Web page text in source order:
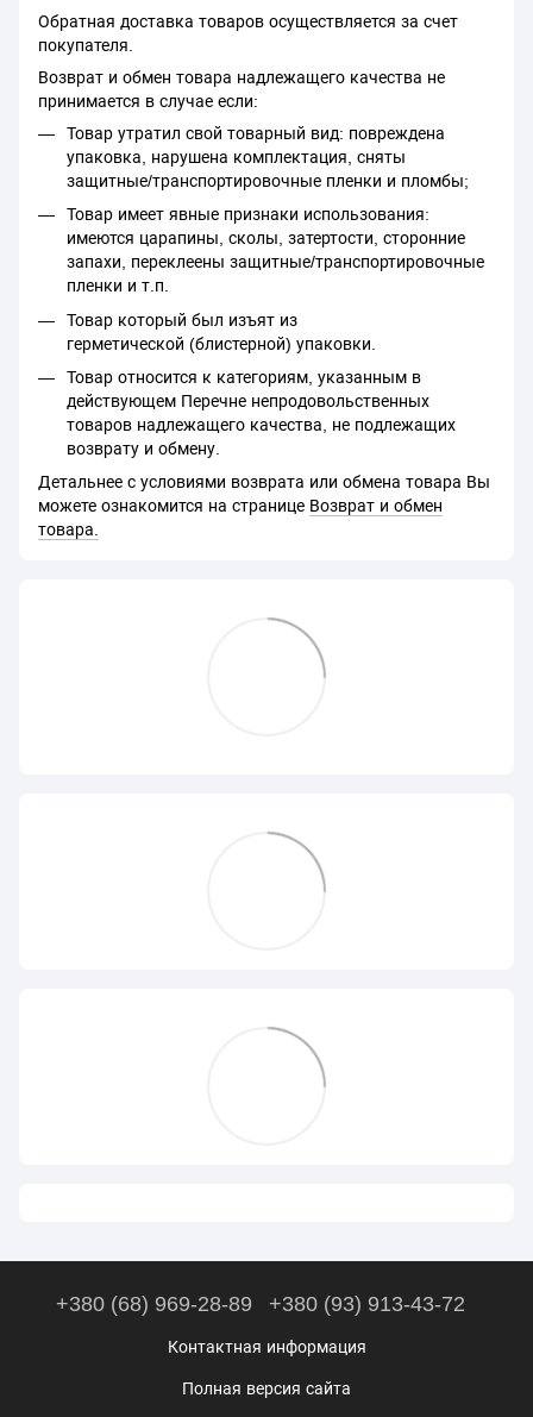
Обратная доставка товаров осуществляется за счет
покупателя.
Возврат и обмен товара надлежащего качества не
принимается в случае если:
Товар утратил свой товарный вид: повреждена
упаковка, нарушена комплектация, сняты
защитные/транспортировочные пленки и пломбы;
Товар имеет явные признаки использования:
имеются царапины, сколы, затертости, сторонние
запахи, переклеены защитные/транспортировочные
пленки и т.п.
Товар который был изъят из
герметической (блистерной) упаковки.
Товар относится к категориям, указанным в
действующем Перечне непродовольственных
товаров надлежащего качества, не подлежащих
возврату и обмену.
Детальнее с условиями возврата или обмена товара Вы
можете ознакомится на странице Возврат и обмен
товара.
+380 (68) 969-28-89 +380 (93) 913-43-72
Контактная информация
Полная версия сайта